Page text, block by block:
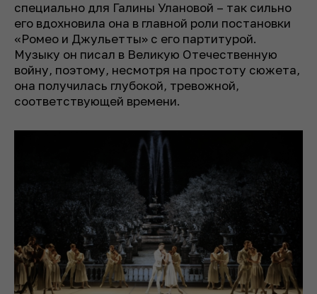
специально для Галины Улановой – так сильно
его вдохновила она в главной роли постановки
«Ромео и Джульетты» с его партитурой.
Музыку он писал в Великую Отечественную
войну, поэтому, несмотря на простоту сюжета,
она получилась глубокой, тревожной,
соответствующей времени.